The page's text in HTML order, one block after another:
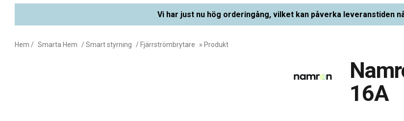
Vi har just nu hög orderingång, vilket kan påverka leveranstiden
Hem / Smarta Hem /Smart styrning / Fjärrströmbrytare » Produkt
16A